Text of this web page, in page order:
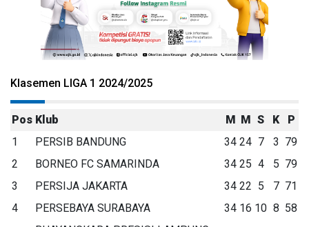
Klasemen LIGA 1 2024/2025
Pos Klub M M S K
P
1
PERSIB BANDUNG 34 24 7 3 79
2
BORNEO FC SAMARINDA 34 25 4 5 79
3
PERSIJA JAKARTA 34 22 5 7 71
4
PERSEBAYA SURABAYA 34 16 10 8 58